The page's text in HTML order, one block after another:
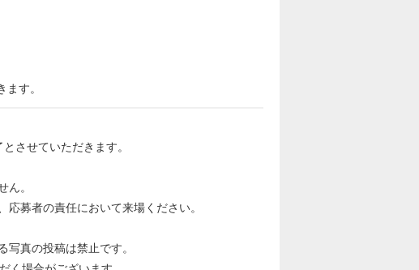
す。
させていただきます。
ん。
募者の責任において来場ください。
写真の投稿は禁止です。